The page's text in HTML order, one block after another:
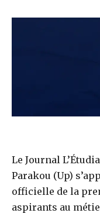
Le Journal
Parakou (Up)
officielle de la
aspirants au